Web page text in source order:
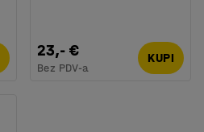
23,- €
Bez PDV-a
KUPI